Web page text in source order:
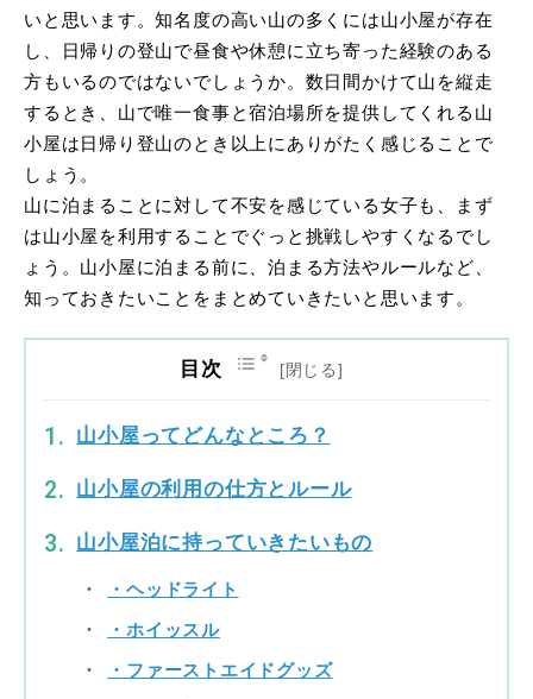
いと思います。知名度の高い山の多くには山小屋が存在
し、日帰りの登山で昼食や休憩に立ち寄った経験のある
方もいるのではないでしょうか。数日間かけて山を縦走
するとき、山で唯一食事と宿泊場所を提供してくれる山
小屋は日帰り登山のとき以上にありがたく感じることで
しょう。
山に泊まることに対して不安を感じている女子も、まず
は山小屋を利用することでぐっと挑戦しやすくなるでし
ょう。山小屋に泊まる前に、泊まる方法やルールなど、
知っておきたいことをまとめていきたいと思います。
目次
山小屋ってどんなところ？
山小屋の利用の仕方とルール
山小屋泊に持っていきたいもの
・ヘッドライト
・ホイッスル
・ファーストエイドグッズ